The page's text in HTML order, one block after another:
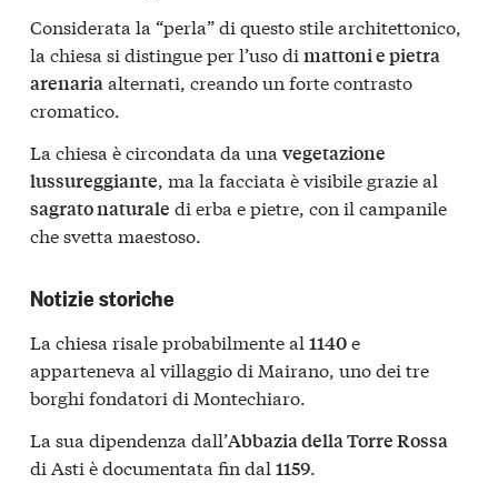
Considerata la “perla” di questo stile architettonico,
la chiesa si distingue per l’uso di mattoni e pietra
arenariaalternati, creando un forte contrasto
cromatico.
La chiesa è circondata da una vegetazione
lussureggiante, ma la facciata è visibile grazie al
sagrato naturale di erba e pietre, con il campanile
che svetta maestoso.
Notizie storiche
La chiesa risale probabilmente al 1140e
apparteneva al villaggio di Mairano, uno dei tre
borghi fondatori di Montechiaro.
La sua dipendenza dall’Abbazia della Torre Rossa
di Asti è documentata fin dal 1159